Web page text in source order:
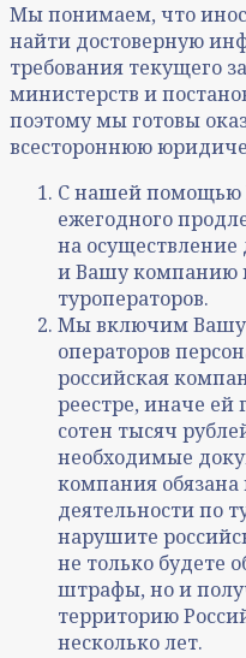
Мы понимаем, что
найти достоверную
требования текущего
министерств и
поэтому мы готовы
всестороннюю
С нашей помощью
ежегодного
на осуществление
и Вашу компанию
туроператоров.
Мы включим Вашу
операторов
российская
реестре, иначе ей
сотен тысяч
необходимые
компания
деятельности по
нарушите
не только будете
штрафы, но и
территорию
несколько лет.